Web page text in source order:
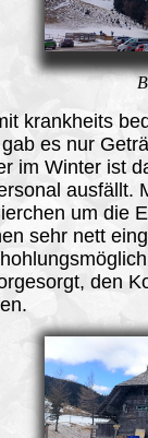
krankheits
es nur
im Winter ist
ausfällt.
um die
sehr nett
den